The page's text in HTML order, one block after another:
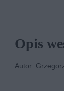
Opis
Autor: